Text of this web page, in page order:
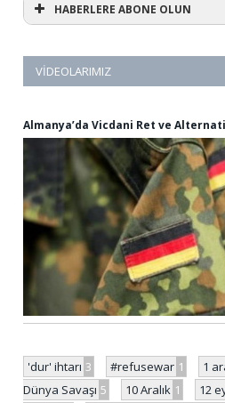
HABERLERE ABONE OLUN
VIDEOLARIMIZ
Almanya’da Vicdani Ret ve
'dur' ihtarı 3 #refusewar 1 1
Dünya Savaşı 5 10 Aralık 1 12